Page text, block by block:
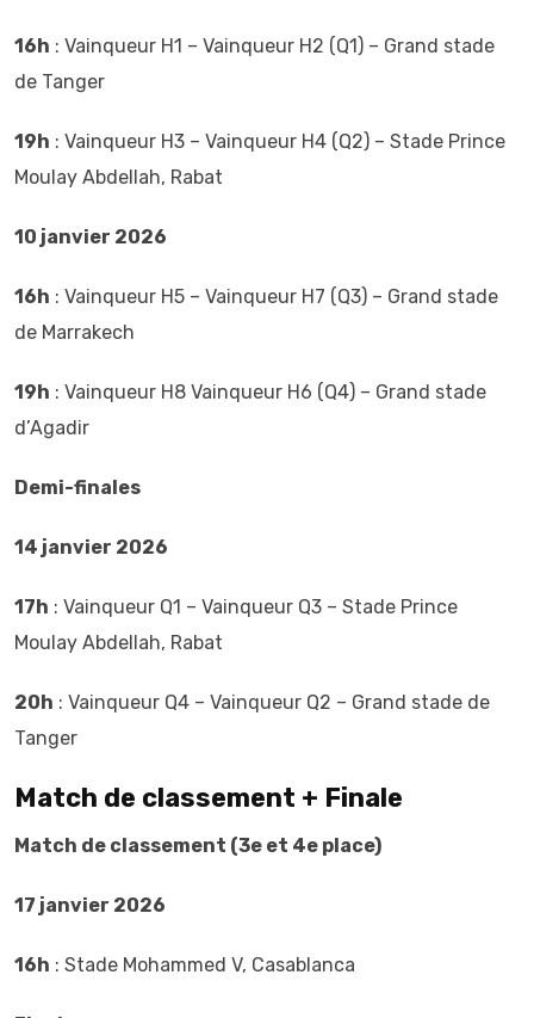
16h : Vainqueur H1 – Vainqueur H2 (Q1) – Grand stade
de Tanger
19h : Vainqueur H3 – Vainqueur H4 (Q2) – Stade Prince
Moulay Abdellah, Rabat
10 janvier 2026
16h : Vainqueur H5 – Vainqueur H7 (Q3) – Grand stade
de Marrakech
19h : Vainqueur H8 Vainqueur H6 (Q4) – Grand stade
d’Agadir
Demi-finales
14 janvier 2026
17h : Vainqueur Q1 – Vainqueur Q3 – Stade Prince
Moulay Abdellah, Rabat
20h : Vainqueur Q4 – Vainqueur Q2 – Grand stade de
Tanger
Match de classement + Finale
Match de classement (3e et 4e place)
17 janvier 2026
16h : Stade Mohammed V, Casablanca